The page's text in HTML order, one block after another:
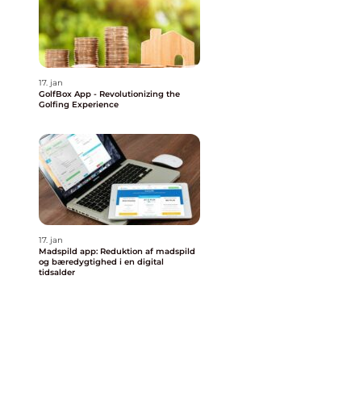
17. jan
GolfBox App - Revolutionizing the
Golfing Experience
17. jan
Madspild app: Reduktion af madspild
og bæredygtighed i en digital
tidsalder